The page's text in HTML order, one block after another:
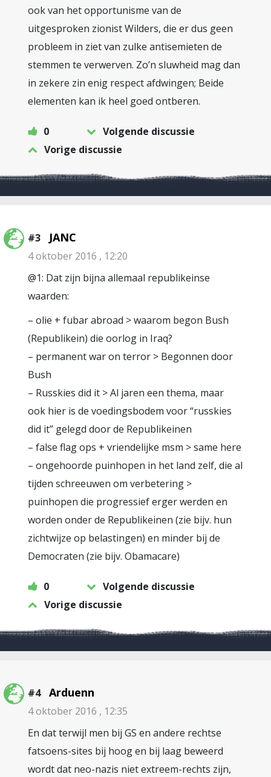
ook van het opportunisme van de
uitgesproken zionist Wilders, die er dus geen
probleem in ziet van zulke antisemieten de
stemmen te verwerven. Zo’n sluwheid mag dan
in zekere zin enig respect afdwingen; Beide
elementen kan ik heel goed ontberen.
0
Volgende discussie
Vorige discussie
#3 JANC
4 oktober 2016 , 12:20
@1: Dat zijn bijna allemaal republikeinse
waarden:
– olie + fubar abroad > waarom begon Bush
(Republikein) die oorlog in Iraq?
– permanent war on terror > Begonnen door
Bush
– Russkies did it > Al jaren een thema, maar
ook hier is de voedingsbodem voor “russkies
did it” gelegd door de Republikeinen
– false flag ops + vriendelijke msm > same here
– ongehoorde puinhopen in het land zelf, die al
tijden schreeuwen om verbetering >
puinhopen die progressief erger werden en
worden onder de Republikeinen (zie bijv. hun
zichtwijze op belastingen) en minder bij de
Democraten (zie bijv. Obamacare)
0
Volgende discussie
Vorige discussie
#4 Arduenn
4 oktober 2016 , 12:35
En dat terwijl men bij GS en andere rechtse
fatsoens-sites bij hoog en bij laag beweerd
wordt dat neo-nazis niet extreem-rechts zijn,